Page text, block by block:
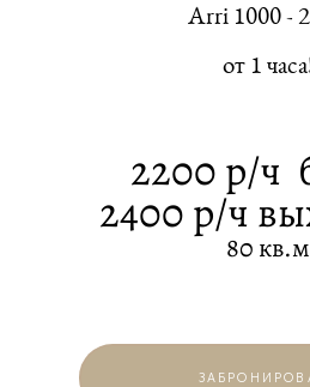
Arri 1000 -
от 1
2200 р/ч
2400 р/ч
80 кв.м